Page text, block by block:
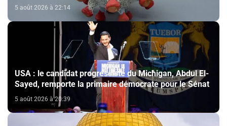
5 août 2026 à 22:14
USA : le candidat progressiste du Michigan, Abdul El-
Sayed, remporte la primaire démocrate pour le Sénat
5 août 2026 à 20:39